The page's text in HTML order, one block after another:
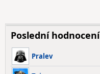
Poslední hodnocení
Pralev